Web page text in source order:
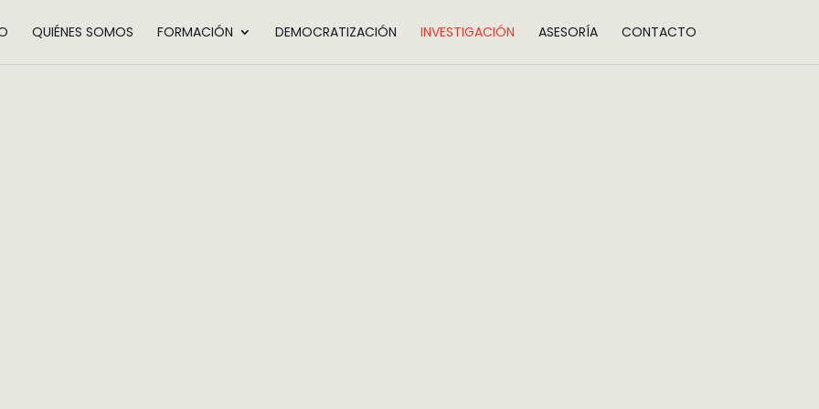
QUIÉNES SOMOS FORMACIÓN DEMOCRATIZACIÓN INVESTIGACIÓN ASESORÍA CONTACTO